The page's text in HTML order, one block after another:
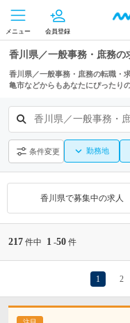
メニュー 会員登録
香川県／一般事務・庶務の
香川県／一般事務・庶務の転職・
亀市などからもあなたにぴったり
香川県／一般事務・
条件変更 勤務地
香川県で募集中の求人
217 件中 1 -50 件
1 2